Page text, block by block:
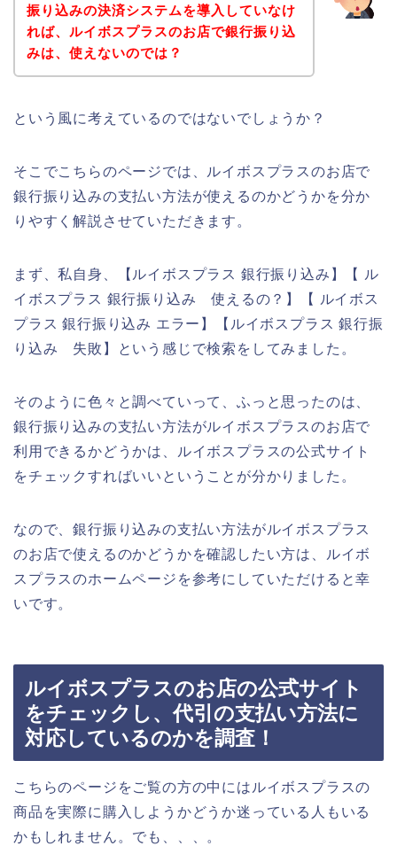
振り込みの決済システムを導入していなけ
れば、ルイボスプラスのお店で銀行振り込
みは、使えないのでは？
という風に考えているのではないでしょうか？
そこでこちらのページでは、ルイボスプラスのお店で
銀行振り込みの支払い方法が使えるのかどうかを分か
りやすく解説させていただきます。
まず、私自身、【ルイボスプラス 銀行振り込み】【 ル
イボスプラス 銀行振り込み 使えるの？】【 ルイボス
プラス 銀行振り込み エラー】【ルイボスプラス 銀行振
り込み 失敗】という感じで検索をしてみました。
そのように色々と調べていって、ふっと思ったのは、
銀行振り込みの支払い方法がルイボスプラスのお店で
利用できるかどうかは、ルイボスプラスの公式サイト
をチェックすればいいということが分かりました。
なので、銀行振り込みの支払い方法がルイボスプラス
のお店で使えるのかどうかを確認したい方は、ルイボ
スプラスのホームページを参考にしていただけると幸
いです。
ルイボスプラスのお店の公式サイト
をチェックし、代引の支払い方法に
対応しているのかを調査！
こちらのページをご覧の方の中にはルイボスプラスの
商品を実際に購入しようかどうか迷っている人もいる
かもしれません。でも、、、。